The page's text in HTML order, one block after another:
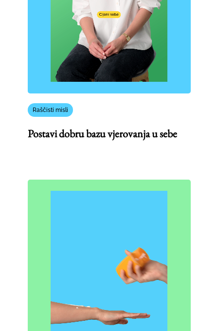
Raščisti misli
Postavi dobru bazu vjerovanja u sebe